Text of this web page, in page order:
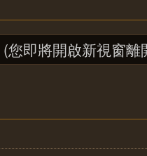
(您即將開啟新視窗離